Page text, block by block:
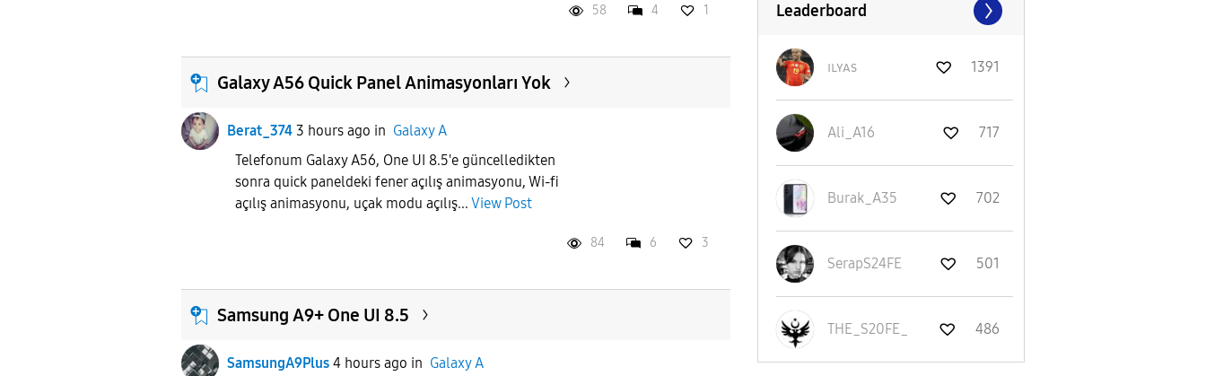
58 4 1
Galaxy A56 Quick Panel Animasyonları Yok
Berat_374 3 hours ago in Galaxy A
Telefonum Galaxy A56, One UI 8.5'e güncelledikten
sonra quick paneldeki fener açılış animasyonu, Wi-fi
açılış animasyonu, uçak modu açılış... View Post
84 6 3
Samsung A9+ One UI 8.5
SamsungA9Plus 4 hours ago in Galaxy A
Leaderboard
ɪʟʏᴀs 1391
Ali_A16 717
Burak_A35 702
SerapS24FE 501
THE_S20FE_ 486